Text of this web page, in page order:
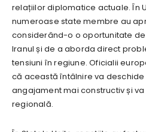
relațiilor diplomatice actuale. În
numeroase state membre au
considerând-o o oportunitate
Iranul și de a aborda direct
tensiuni în regiune. Oficialii
că această întâlnire va
angajament mai constructiv și
regională.